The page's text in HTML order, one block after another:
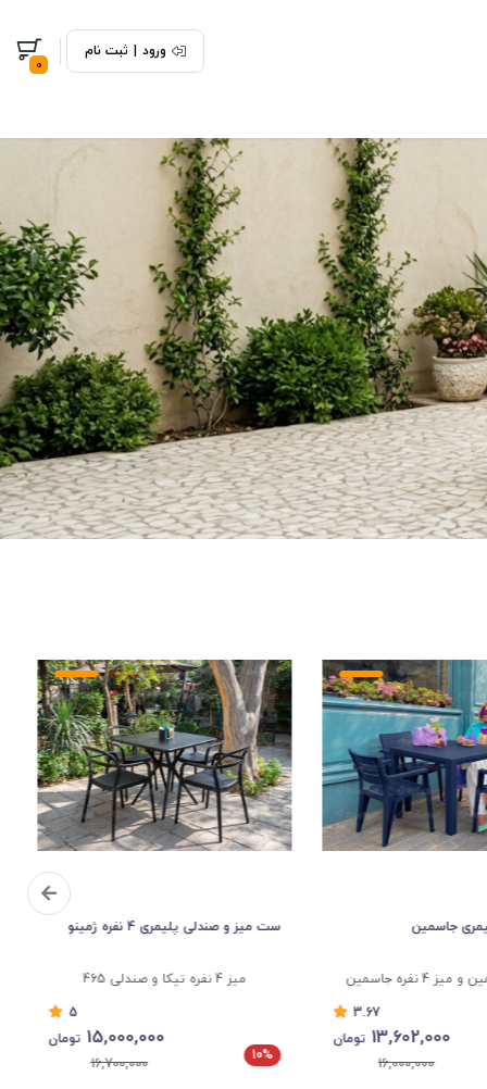
ورود | ثبت نام
0
4 نفره ژمینو
5
15,000,000 تومان
16,700,000
سطل زباله پلاستیکی 240 لیتری چرخدار و
ابعاد: طول : 70.5..عرض : 59..ارتفاع : 106
3
10%
5,013,000 تومان
5,570,000